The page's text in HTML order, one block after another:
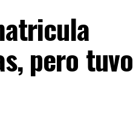
pero tuvo